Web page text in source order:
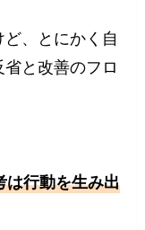
、とにかく自
と改善のフロ
は行動を生み出